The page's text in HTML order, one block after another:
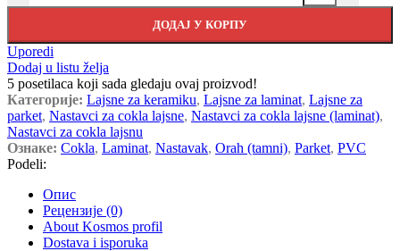
ДОДАЈ У КОРПУ
Uporedi
Dodaj u listu želja
5 posetilaca koji sada gledaju ovaj proizvod!
Категорије: Lajsne za keramiku, Lajsne za laminat, Lajsne za
parket, Nastavci za cokla lajsne, Nastavci za cokla lajsne (laminat),
Nastavci za cokla lajsnu
Ознаке: Cokla, Laminat, Nastavak, Orah (tamni), Parket, PVC
Podeli:
Опис
Рецензије (0)
About Kosmos profil
Dostava i isporuka